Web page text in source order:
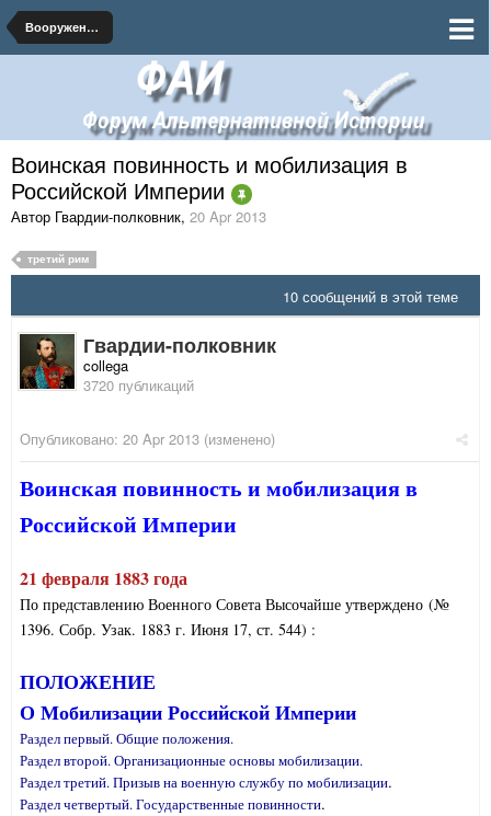
Вооруженные Силы Российской Империи
Воинская повинность и мобилизация в
Российской Империи
Автор Гвардии-полковник, 20 Apr 2013
третий рим
10 сообщений в этой теме
Гвардии-полковник
collega
3720 публикаций
Опубликовано: 20 Apr 2013 (изменено)
Воинская повинность и мобилизация в
Российской Империи
21 февраля 1883 года
По представлению Военного Совета Высочайше утверждено (№
1396. Собр. Узак. 1883 г. Июня 17, ст. 544) :
ПОЛОЖЕНИЕ
О Мобилизации Российской Империи
Раздел первый. Общие положения.
Раздел второй. Организационные основы мобилизации.
Раздел третий. Призыв на военную службу по мобилизации.
Раздел четвертый. Государственные повинности.